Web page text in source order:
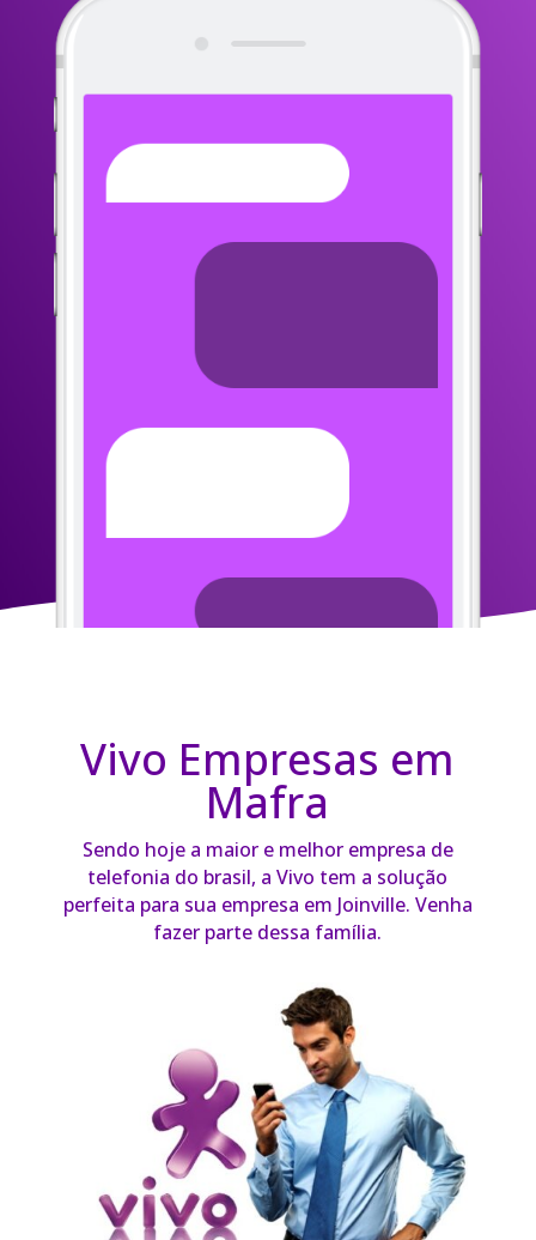
Vivo Empresas em
Mafra
Sendo hoje a maior e melhor empresa de
telefonia do brasil, a Vivo tem a solução
perfeita para sua empresa em Joinville. Venha
fazer parte dessa família.